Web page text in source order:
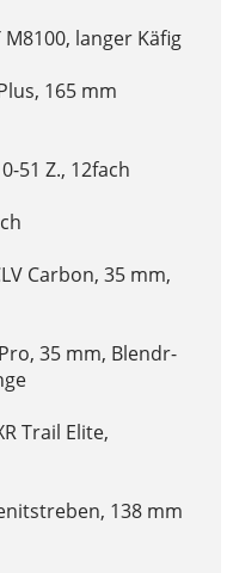
langer Käfig
165 mm
51 Z., 12fach
Carbon, 35 mm,
35 mm, Blendr-
Trail Elite,
138 mm